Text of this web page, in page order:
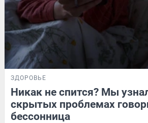
ЗДОРОВЬЕ
Никак не спится? Мы
скрытых проблемах
бессонница